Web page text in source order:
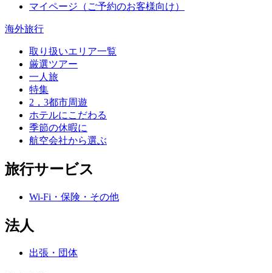
マイページ （ご予約のお客様向け）
海外旅行
取り扱いエリア一覧
厳選ツアー
一人旅
特集
2，3都市周遊
ホテルにこだわる
季節の休暇に
航空会社から選ぶ
旅行サービス
Wi-Fi・保険・その他
法人
出張・団体